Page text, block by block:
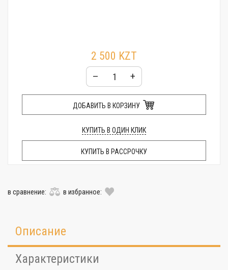
2 500 KZT
– +
ДОБАВИТЬ В КОРЗИНУ
КУПИТЬ В ОДИН КЛИК
КУПИТЬ В РАССРОЧКУ
в сравнение: в избранное:
Описание
Характеристики